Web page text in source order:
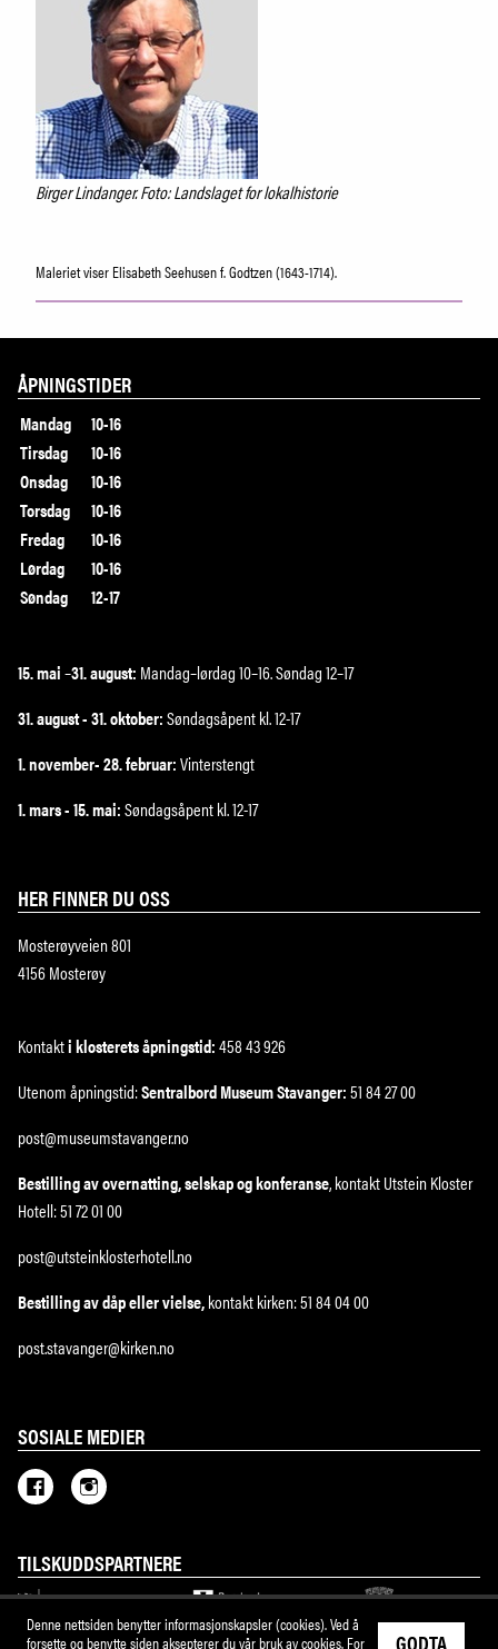
Birger Lindanger. Foto: Landslaget for lokalhistorie
Maleriet viser Elisabeth Seehusen f. Godtzen (1643-1714).
ÅPNINGSTIDER
Mandag
10-16
Tirsdag
10-16
Onsdag
10-16
Torsdag
10-16
Fredag
10-16
Lørdag
10-16
Søndag
12-17
15. mai–31. august: Mandag–lørdag 10–16. Søndag 12–17
31. august - 31. oktober:Søndagsåpent kl. 12-17
1. november- 28. februar:Vinterstengt
1. mars - 15. mai:Søndagsåpent kl. 12-17
HER FINNER DU OSS
Mosterøyveien 801
4156 Mosterøy
Kontakti klosterets åpningstid:458 43 926
Utenom åpningstid:Sentralbord Museum Stavanger:51 84 27 00
post@museumstavanger.no
Bestilling av overnatting, selskap og konferanse, kontakt Utstein Kloster
Hotell: 51 72 01 00
post@utsteinklosterhotell.no
Bestilling av dåp eller vielse,kontakt kirken: 51 84 04 00
post.stavanger@kirken.no
SOSIALE MEDIER
TILSKUDDSPARTNERE
Denne nettsiden benytter informasjonskapsler (cookies). Ved å
forsette og benytte siden aksepterer du vår bruk av cookies. For
GODTA